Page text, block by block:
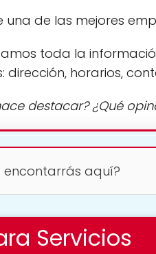
una de las mejores
toda la
dirección, horarios,
destacar? ¿Qué
encontarrás aquí?
Servicios